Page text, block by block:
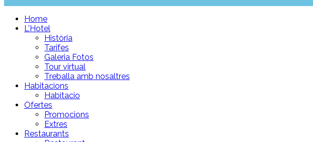
Home
L'Hotel
Història
Tarifes
Galeria Fotos
Tour virtual
Treballa amb nosaltres
Habitacions
Habitacio
Ofertes
Promocions
Extres
Restaurants